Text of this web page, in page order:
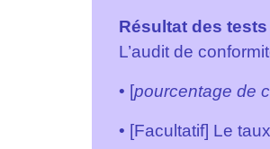
Résultat des tests
L’audit de
• [pourcentage de
• [Facultatif] Le